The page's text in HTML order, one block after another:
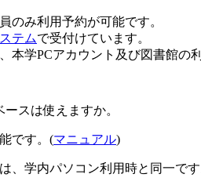
のみ利用予約が可能です。
テムで受付けています。
本学PCアカウント及び図書館の
スは使えますか。
です。(マニュアル)
、学内パソコン利用時と同一です